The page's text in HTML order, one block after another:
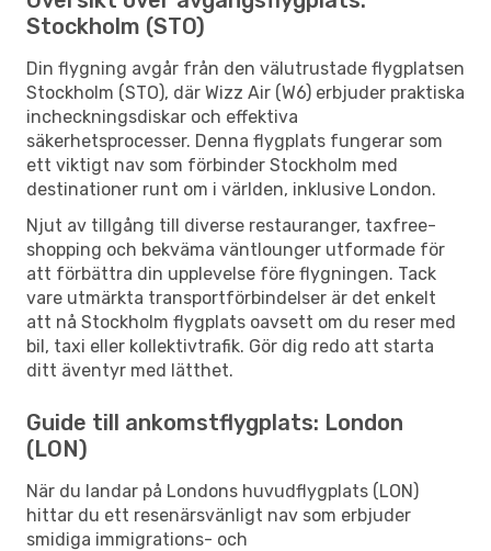
Stockholm (STO)
Din flygning avgår från den välutrustade flygplatsen
Stockholm (STO), där Wizz Air (W6) erbjuder praktiska
incheckningsdiskar och effektiva
säkerhetsprocesser. Denna flygplats fungerar som
ett viktigt nav som förbinder Stockholm med
destinationer runt om i världen, inklusive London.
Njut av tillgång till diverse restauranger, taxfree-
shopping och bekväma väntlounger utformade för
att förbättra din upplevelse före flygningen. Tack
vare utmärkta transportförbindelser är det enkelt
att nå Stockholm flygplats oavsett om du reser med
bil, taxi eller kollektivtrafik. Gör dig redo att starta
ditt äventyr med lätthet.
Guide till ankomstflygplats: London
(LON)
När du landar på Londons huvudflygplats (LON)
hittar du ett resenärsvänligt nav som erbjuder
smidiga immigrations- och